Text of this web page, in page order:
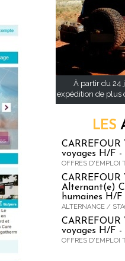
À partir du 24
expédition de plus
LES
CARREFOUR
voyages H/F -
OFFRES D'EMPLOI
CARREFOUR
Alternant(e)
humaines H/
ALTERNANCE /
CARREFOUR
voyages H/F
OFFRES D'EMPLOI